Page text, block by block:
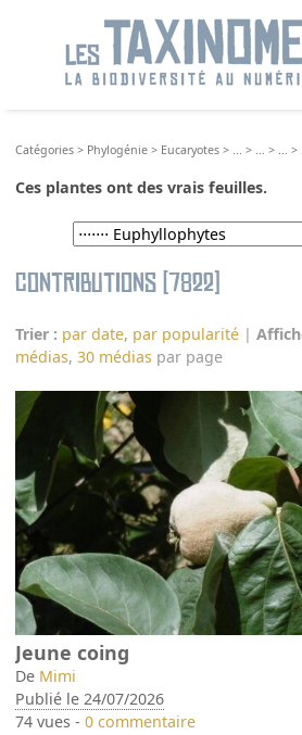
Catégories > Phylogénie > Eucaryotes > > > >
Ces plantes ont des vrais feuilles.
Contributions (7822)
Trier : par date, par popularité |
médias,30 médias par page
Jeune coing
De Mimi
Publié le 24/07/2026
74 vues -0 commentaire